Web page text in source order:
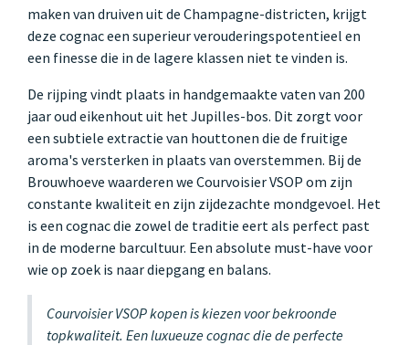
maken van druiven uit de Champagne-districten, krijgt
deze cognac een superieur verouderingspotentieel en
een finesse die in de lagere klassen niet te vinden is.
De rijping vindt plaats in handgemaakte vaten van 200
jaar oud eikenhout uit het Jupilles-bos. Dit zorgt voor
een subtiele extractie van houttonen die de fruitige
aroma's versterken in plaats van overstemmen. Bij de
Brouwhoeve waarderen we Courvoisier VSOP om zijn
constante kwaliteit en zijn zijdezachte mondgevoel. Het
is een cognac die zowel de traditie eert als perfect past
in de moderne barcultuur. Een absolute must-have voor
wie op zoek is naar diepgang en balans.
Courvoisier VSOP kopen is kiezen voor bekroonde
topkwaliteit. Een luxueuze cognac die de perfecte